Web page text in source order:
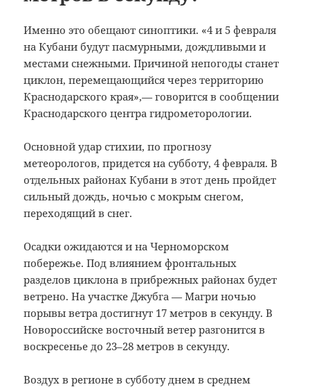
Именно это обещают синоптики. «4 и 5 февраля
на Кубани будут пасмурными, дождливыми и
местами снежными. Причиной непогоды станет
циклон, перемещающийся через территорию
Краснодарского края»,— говорится в сообщении
Краснодарского центра гидрометорологии.
Основной удар стихии, по прогнозу
метеорологов, придется на субботу, 4 февраля. В
отдельных районах Кубани в этот день пройдет
сильный дождь, ночью с мокрым снегом,
переходящий в снег.
Осадки ожидаются и на Черноморском
побережье. Под влиянием фронтальных
разделов циклона в прибрежных районах будет
ветрено. На участке Джубга — Магри ночью
порывы ветра достигнут 17 метров в секунду. В
Новороссийске восточный ветер разгонится в
воскресенье до 23–28 метров в секунду.
Воздух в регионе в субботу днем в среднем